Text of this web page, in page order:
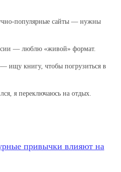
сайты — нужны
— люблю «живой» формат.
ищу книгу, чтобы погрузиться в
я переключаюсь на отдых.
привычки влияют на